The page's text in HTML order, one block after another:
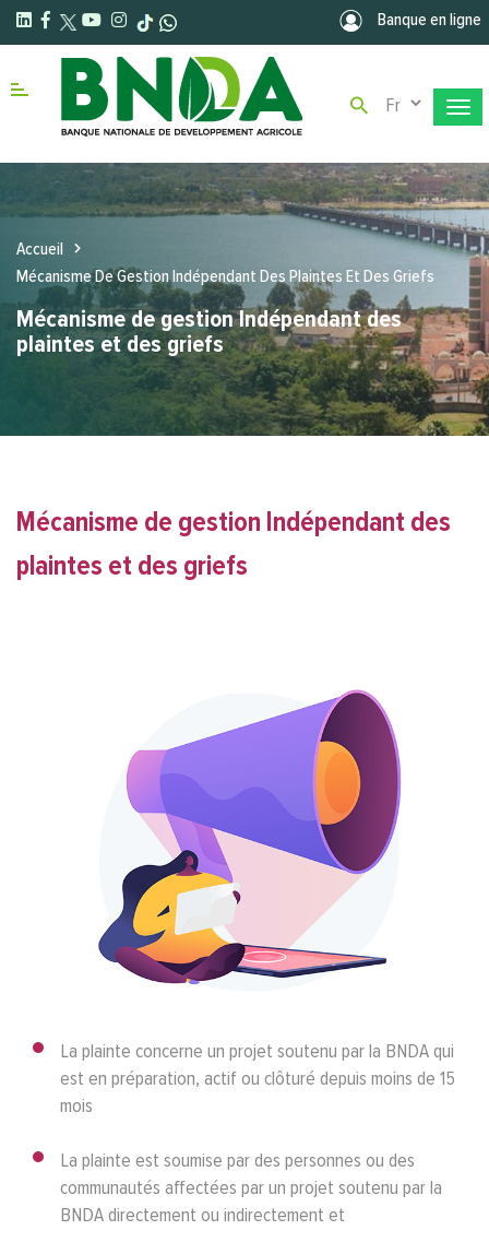
Aller au contenu principalBanque en ligne
Select your
Accueil
Mécanisme De Gestion Indépendant Des Plaintes Et Des Griefs
Mécanisme de gestion Indépendant des
plaintes et des griefs
Mécanisme de gestion Indépendant des
plaintes et des griefs
La plainte concerne un projet soutenu par la BNDA qui
est en préparation, actif ou clôturé depuis moins de 15
mois
La plainte est soumise par des personnes ou des
communautés affectées par un projet soutenu par la
BNDA directement ou indirectement et